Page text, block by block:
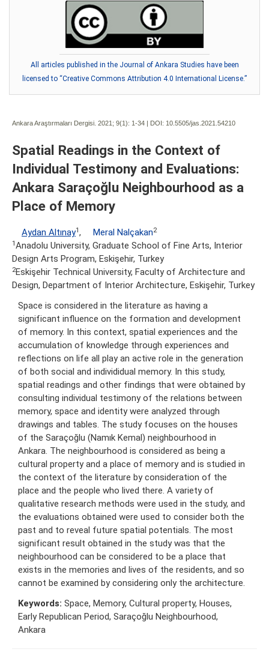
All articles published in the Journal of Ankara Studies have been
licensed to “Creative Commons Attribution 4.0 International License.”
Ankara Araştırmaları Dergisi. 2021; 9(1): 1-34 | DOI: 10.5505/jas.2021.54210
Spatial Readings in the Context of
Individual Testimony and Evaluations:
Ankara Saraçoğlu Neighbourhood as a
Place of Memory
Aydan Altınay1, Meral Nalçakan2
1Anadolu University, Graduate School of Fine Arts, Interior
Design Arts Program, Eskişehir, Turkey
2Eskişehir Technical University, Faculty of Architecture and
Design, Department of Interior Architecture, Eskişehir, Turkey
Space is considered in the literature as having a
significant influence on the formation and development
of memory. In this context, spatial experiences and the
accumulation of knowledge through experiences and
reflections on life all play an active role in the generation
of both social and individidual memory. In this study,
spatial readings and other findings that were obtained by
consulting individual testimony of the relations between
memory, space and identity were analyzed through
drawings and tables. The study focuses on the houses
of the Saraçoğlu (Namık Kemal) neighbourhood in
Ankara. The neighbourhood is considered as being a
cultural property and a place of memory and is studied in
the context of the literature by consideration of the
place and the people who lived there. A variety of
qualitative research methods were used in the study, and
the evaluations obtained were used to consider both the
past and to reveal future spatial potentials. The most
significant result obtained in the study was that the
neighbourhood can be considered to be a place that
exists in the memories and lives of the residents, and so
cannot be examined by considering only the architecture.
Keywords: Space, Memory, Cultural property, Houses,
Early Republican Period, Saraçoğlu Neighbourhood,
Ankara